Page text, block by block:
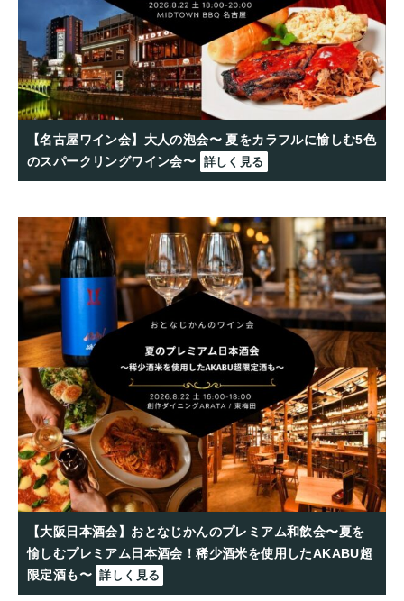
【名古屋ワイン会】大人の泡会〜 夏をカラフルに愉しむ5色
のスパークリングワイン会〜 詳しく見る
【大阪日本酒会】おとなじかんのプレミアム和飲会〜夏を
愉しむプレミアム日本酒会！稀少酒米を使用したAKABU超
限定酒も〜 詳しく見る